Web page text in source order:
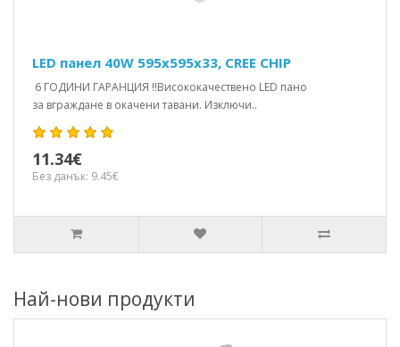
LED панел 40W 595x595x33, CREE CHIP
6 ГОДИНИ ГАРАНЦИЯ !!Висококачествено LED пано
за вграждане в окачени тавани. Изключи..
11.34€
Без данък: 9.45€
Най-нови продукти